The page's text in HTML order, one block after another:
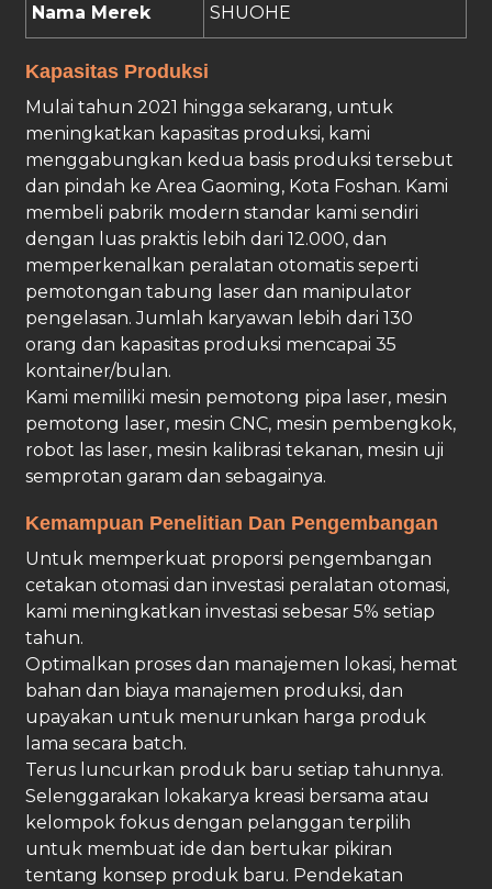
Nama Merek SHUOHE
Kapasitas Produksi
Mulai tahun 2021 hingga sekarang, untuk
meningkatkan kapasitas produksi, kami
menggabungkan kedua basis produksi tersebut
dan pindah ke Area Gaoming, Kota Foshan. Kami
membeli pabrik modern standar kami sendiri
dengan luas praktis lebih dari 12.000, dan
memperkenalkan peralatan otomatis seperti
pemotongan tabung laser dan manipulator
pengelasan. Jumlah karyawan lebih dari 130
orang dan kapasitas produksi mencapai 35
kontainer/bulan.
Kami memiliki mesin pemotong pipa laser, mesin
pemotong laser, mesin CNC, mesin pembengkok,
robot las laser, mesin kalibrasi tekanan, mesin uji
semprotan garam dan sebagainya.
Kemampuan Penelitian Dan Pengembangan
Untuk memperkuat proporsi pengembangan
cetakan otomasi dan investasi peralatan otomasi,
kami meningkatkan investasi sebesar 5% setiap
tahun.
Optimalkan proses dan manajemen lokasi, hemat
bahan dan biaya manajemen produksi, dan
upayakan untuk menurunkan harga produk
lama secara batch.
Terus luncurkan produk baru setiap tahunnya.
Selenggarakan lokakarya kreasi bersama atau
kelompok fokus dengan pelanggan terpilih
untuk membuat ide dan bertukar pikiran
tentang konsep produk baru. Pendekatan